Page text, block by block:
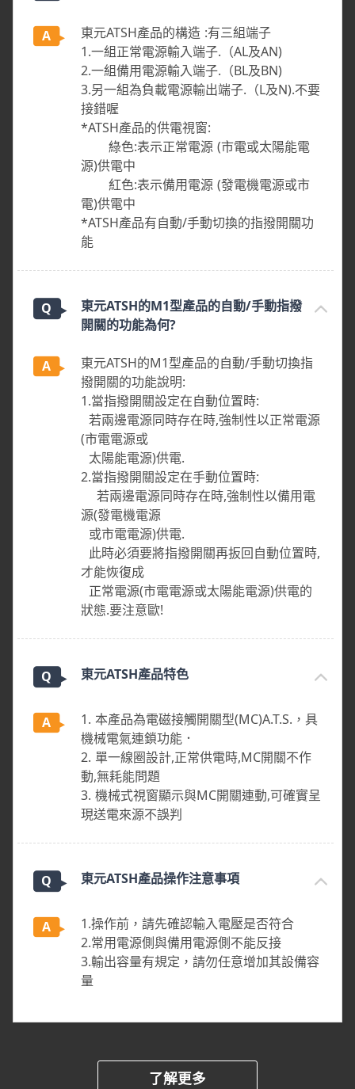
東元ATSH產品的構造 :有三組端子
1.一組正常電源輸入端子.（AL及AN)
2.一組備用電源輸入端子.（BL及BN)
3.另一組為負載電源輸出端子.（L及N).不要
接錯喔
*ATSH產品的供電視窗:
綠色:表示正常電源 (市電或太陽能電
源)供電中
紅色:表示備用電源 (發電機電源或市
電)供電中
*ATSH產品有自動/手動切換的指撥開關功
能
東元ATSH的M1型產品的自動/手動指撥
開關的功能為何?
東元ATSH的M1型產品的自動/手動切換指
撥開關的功能說明:
1.當指撥開關設定在自動位置時:
若兩邊電源同時存在時,強制性以正常電源
(市電電源或
太陽能電源)供電.
2.當指撥開關設定在手動位置時:
若兩邊電源同時存在時,強制性以備用電
源(發電機電源
或市電電源)供電.
此時必須要將指撥開關再扳回自動位置時,
才能恢復成
正常電源(市電電源或太陽能電源)供電的
狀態.要注意歐!
東元ATSH產品特色
1. 本產品為電磁接觸開關型(MC)A.T.S.，具
機械電氣連鎖功能．
2. 單一線圈設計,正常供電時,MC開關不作
動,無耗能問題
3. 機械式視窗顯示與MC開關連動,可確實呈
現送電來源不誤判
東元ATSH產品操作注意事項
1.操作前，請先確認輸入電壓是否符合
2.常用電源側與備用電源側不能反接
3.輸出容量有規定，請勿任意增加其設備容
量
了解更多